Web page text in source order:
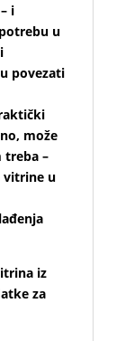
i
u
povezati
može
treba –
vitrine u
iz
za